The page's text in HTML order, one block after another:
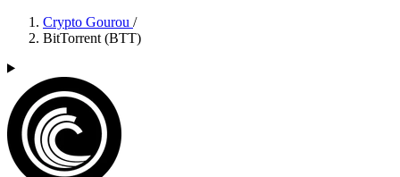
Crypto Gourou /
BitTorrent (BTT)